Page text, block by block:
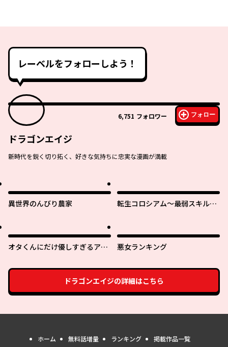
レーベルをフォローしよう！
6,751 フォロワー フォロー
ドラゴンエイジ
新時代を鋭く切り拓く、好きな気持ちに忠実な漫画が満載
異世界のんびり農家
転生コロシアム～最弱スキルで
オタくんにだけ優しすぎるアヤ
悪女ランキング
ドラゴンエイジの詳細はこちら
ホーム 無料話増量 ランキング 掲載作品一覧